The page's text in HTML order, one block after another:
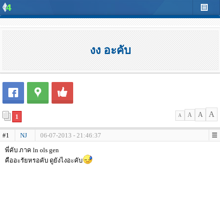
งง อะคับ
1 A A A A
#1 NJ
06-07-2013 - 21:46:37
พี่คับ ภาค ln ols gen
คืออะรัยหรอคับ ดูยังไงอะคับ